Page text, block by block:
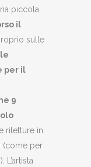
piccola
il
sulle
per il
9
riletture in
(come per